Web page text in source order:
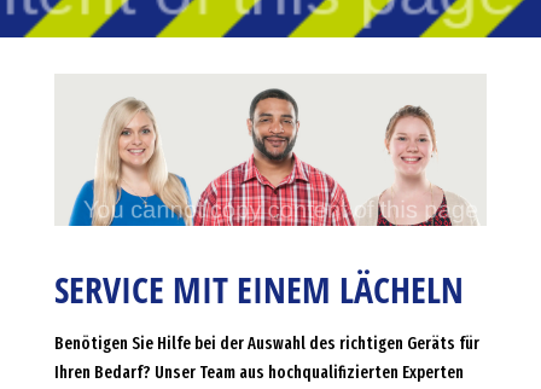
SERVICE MIT EINEM LÄCHELN
Benötigen Sie Hilfe bei der Auswahl des richtigen Geräts für
Ihren Bedarf? Unser Team aus hochqualifizierten Experten